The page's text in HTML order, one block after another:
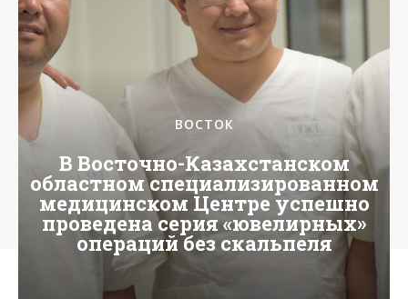
ВОСТОК
В Восточно-Казахстанском
областном специализированном
медицинском Центре успешно
проведена серия «ювелирных»
операций без скальпеля